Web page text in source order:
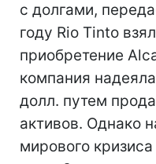
с долгами,
году Rio Tinto
приобретение
компания
долл. путем
активов. Однако
мирового